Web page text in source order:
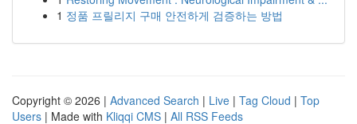
1 정품 프릴리지 구매 안전하게 검증하는 방법
Copyright © 2026 | Advanced Search | Live | Tag Cloud | Top
Users | Made with Kliqqi CMS | All RSS Feeds